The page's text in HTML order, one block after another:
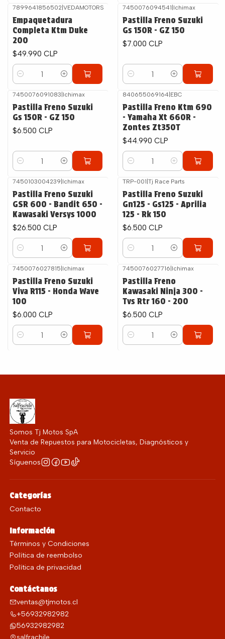
7899641856502| VEDAMOTORS
Empaquetadura
Completa Ktm Duke
200
$49.990 CLP
Cantidad
7450076094541 Ichimax
Pastilla Freno Suzuki
Gs 150R - GZ 150
$7.000 CLP
Cantidad
7450076091083 Ichimax
Pastilla Freno Suzuki
Gs 150R - GZ 150
$6.500 CLP
Cantidad
840655069164 EBC
Pastilla Freno Ktm 690
- Yamaha Xt 660R -
Zontes Zt350T
$44.990 CLP
Cantidad
7450103004239 Ichimax
Pastilla Freno Suzuki
GSR 600 - Bandit 650 -
Kawasaki Versys 1000
$26.500 CLP
Cantidad
TRP-001 Tj Race Parts
Pastilla Freno Suzuki
Gn125 - Gs125 - Aprilia
125 - Rk 150
$6.500 CLP
Cantidad
7450076027815 Ichimax
Pastilla Freno Suzuki
Viva R115 - Honda Wave
100
$6.000 CLP
Cantidad
7450076027716 Ichimax
Pastilla Freno
Kawasaki Ninja 300 -
Tvs Rtr 160 - 200
$6.500 CLP
Cantidad
Somos Tj Motos SpA
Venta de Repuestos para Motocicletas, Diagnósticos y
Servicio
Síguenos
Categorías
Contacto
Información
Términos y Condiciones
Política de reembolso
Política de privacidad
Contáctanos
ventas@tjmotos.cl
+56932982982
56932982982